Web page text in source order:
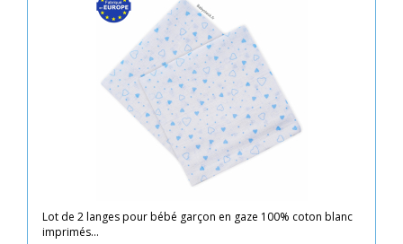
Lot de 2 langes pour bébé garçon en gaze 100% coton blanc
imprimés...